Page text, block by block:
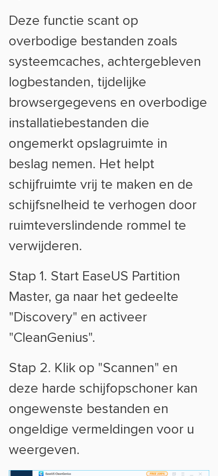
Deze functie scant op
overbodige bestanden zoals
systeemcaches, achtergebleven
logbestanden, tijdelijke
browsergegevens en overbodige
installatiebestanden die
ongemerkt opslagruimte in
beslag nemen. Het helpt
schijfruimte vrij te maken en de
schijfsnelheid te verhogen door
ruimteverslindende rommel te
verwijderen.
Stap 1. Start EaseUS Partition
Master, ga naar het gedeelte
"Discovery" en activeer
"CleanGenius".
Stap 2. Klik op "Scannen" en
deze harde schijfopschoner kan
ongewenste bestanden en
ongeldige vermeldingen voor u
weergeven.